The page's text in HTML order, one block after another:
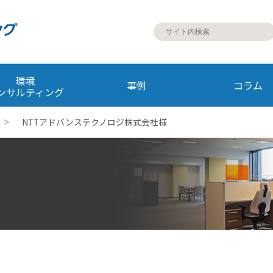
環境
サルティング 事例 コラム
＞ NTTアドバンステクノロジ株式会社様